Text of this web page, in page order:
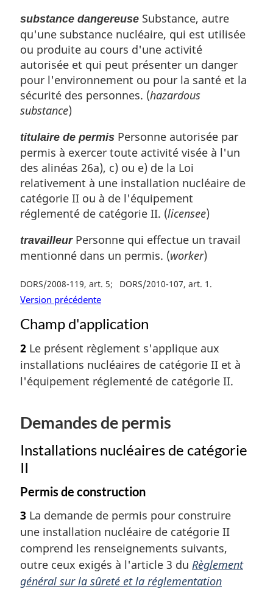
substance dangereuse Substance, autre
qu'une substance nucléaire, qui est utilisée
ou produite au cours d'une activité
autorisée et qui peut présenter un danger
pour l'environnement ou pour la santé et la
sécurité des personnes. (hazardous
substance)
titulaire de permis Personne autorisée par
permis à exercer toute activité visée à l'un
des alinéas 26a), c) ou e) de la Loi
relativement à une installation nucléaire de
catégorie II ou à de l'équipement
réglementé de catégorie II. (licensee)
travailleurPersonne qui effectue un travail
mentionné dans un permis. (worker)
DORS/2008-119, art. 5 DORS/2010-107, art. 1
Version précédente
Champ d'application
2 Le présent règlement s'applique aux
installations nucléaires de catégorie II et à
l'équipement réglementé de catégorie II.
Demandes de permis
Installations nucléaires de catégorie
II
Permis de construction
3 La demande de permis pour construire
une installation nucléaire de catégorie II
comprend les renseignements suivants,
outre ceux exigés à l'article 3 du Règlement
général sur la sûreté et la réglementation